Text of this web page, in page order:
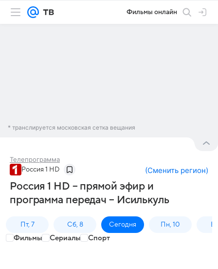
Фильмы онлайн
* транслируется московская сетка вещания
Телепрограмма
Россия 1 HD (Сменить регион)
Россия 1 HD – прямой эфир и
программа передач – Исилькуль
Пт, 7 Сб, 8 Сегодня Пн, 10
Фильмы Сериалы Спорт